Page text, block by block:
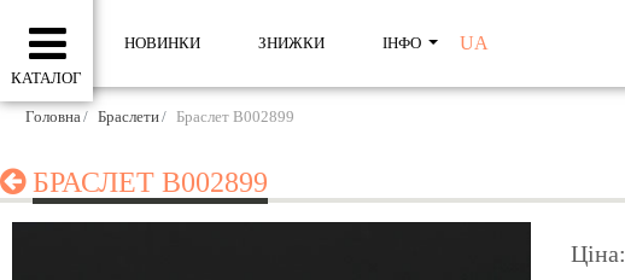
КАТАЛОГ
НОВИНКИ ЗНИЖКИ ІНФО UA
Головна Браслети Браслет B002899
БРАСЛЕТ B002899
Ціна: